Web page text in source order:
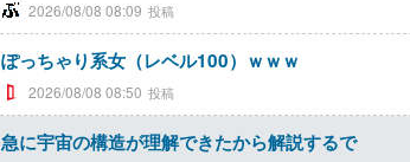
2026/08/08 08:09
ぽっちゃり系女（レベル100）ｗｗｗ
2026/08/08 08:50
急に宇宙の構造が理解できたから解説するで